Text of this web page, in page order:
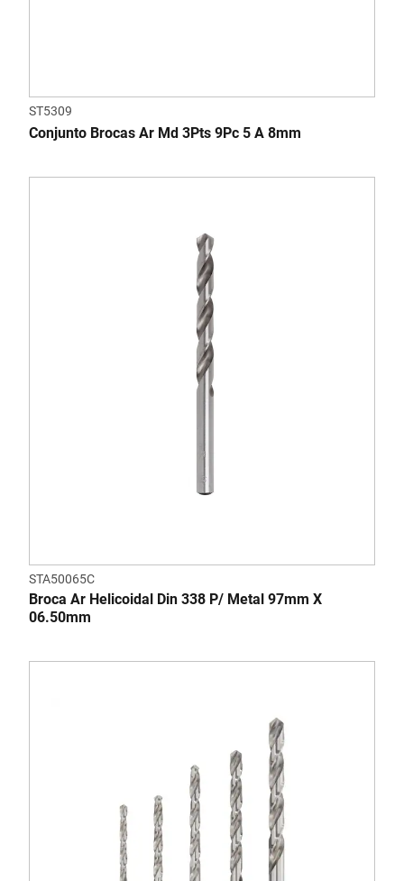
ST5309
Conjunto Brocas Ar Md 3Pts 9Pc 5 A 8mm
STA50065C
Broca Ar Helicoidal Din 338 P/ Metal 97mm X
06.50mm